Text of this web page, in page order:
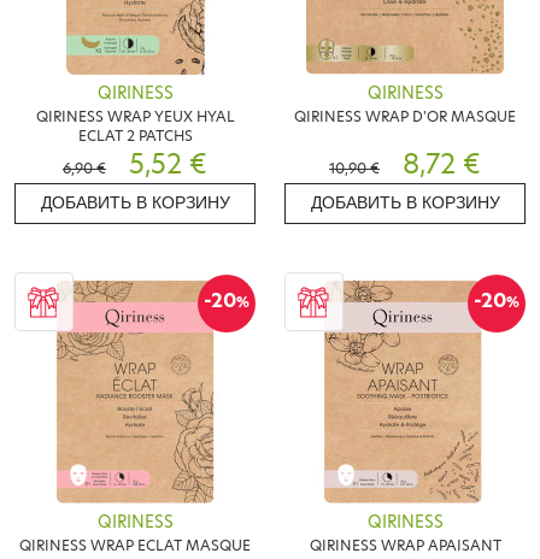
QIRINESS
QIRINESS WRAP YEUX HYAL
ECLAT 2 PATCHS
6,90 €
5,52 €
ДОБАВИТЬ В КОРЗИНУ
QIRINESS
QIRINESS WRAP D'OR MASQUE
10,90 € 8,72 €
ДОБАВИТЬ В КОРЗИНУ
-20%
QIRINESS
QIRINESS WRAP ECLAT MASQUE
-20%
QIRINESS
QIRINESS WRAP APAISANT